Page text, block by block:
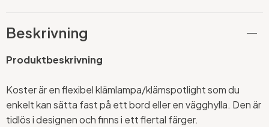
Beskrivning
Produktbeskrivning
Koster är en flexibel klämlampa/klämspotlight som du
enkelt kan sätta fast på ett bord eller en vägghylla. Den är
tidlös i designen och finns i ett flertal färger.